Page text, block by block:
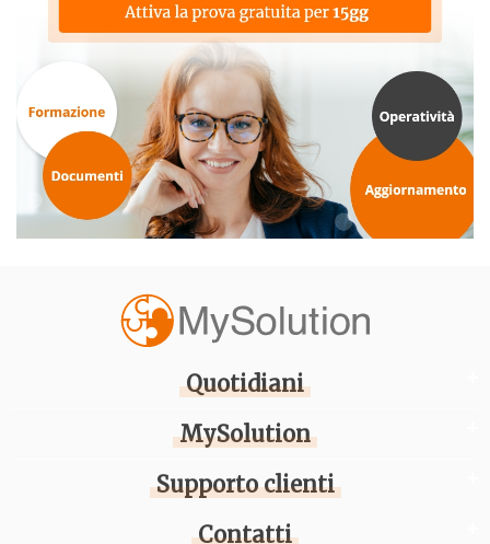
Quotidiani
MySolution
Supporto clienti
Contatti